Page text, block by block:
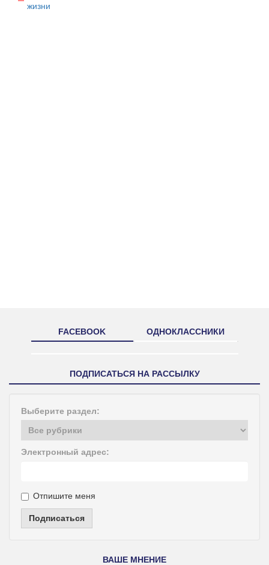
жизни
FACEBOOK ОДНОКЛАССНИКИ
ПОДПИСАТЬСЯ НА РАССЫЛКУ
Выберите раздел:
Электронный адрес:
Отпишите меня
Подписаться
ВАШЕ МНЕНИЕ